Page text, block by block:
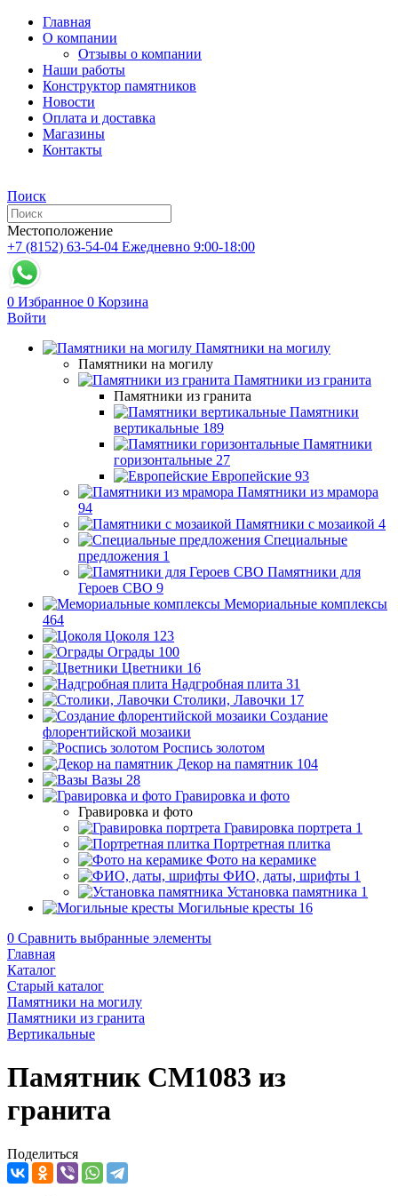
Главная
О компании
Отзывы о компании
Наши работы
Конструктор памятников
Новости
Оплата и доставка
Магазины
Контакты
Поиск
Местоположение
+7 (8152) 63-54-04 Ежедневно 9:00-18:00
0 Избранное 0 Корзина
Войти
Памятники на могилу
Памятники на могилу
Памятники из гранита
Памятники из гранита
Памятники
вертикальные 189
Памятники
горизонтальные 27
Европейские 93
Памятники из мрамора
94
Памятники с мозаикой 4
Специальные
предложения 1
Памятники для
Героев СВО 9
Мемориальные комплексы
464
Цоколя 123
Ограды 100
Цветники 16
Надгробная плита 31
Столики, Лавочки 17
Создание
флорентийской мозаики
Роспись золотом
Декор на памятник 104
Вазы 28
Гравировка и фото
Гравировка и фото
Гравировка портрета 1
Портретная плитка
Фото на керамике
ФИО, даты, шрифты 1
Установка памятника 1
Могильные кресты 16
0 Сравнить выбранные элементы
Главная
Каталог
Старый каталог
Памятники на могилу
Памятники из гранита
Вертикальные
Памятник CM1083 из
гранита
Поделиться